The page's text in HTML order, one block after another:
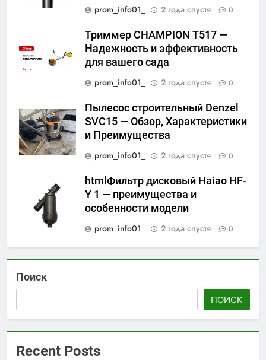
prom_info01_
2 года спустя 0
Триммер CHAMPION Т517 —
Надежность и эффективность
для вашего сада
prom_info01_
2 года спустя 0
Пылесос строительный Denzel
SVC15 — Обзор, Характеристики
и Преимущества
prom_info01_
2 года спустя 0
htmlФильтр дисковый Haiao HF-
Y 1 — преимущества и
особенности модели
prom_info01_
2 года спустя 0
Поиск
ПОИСК
Recent Posts